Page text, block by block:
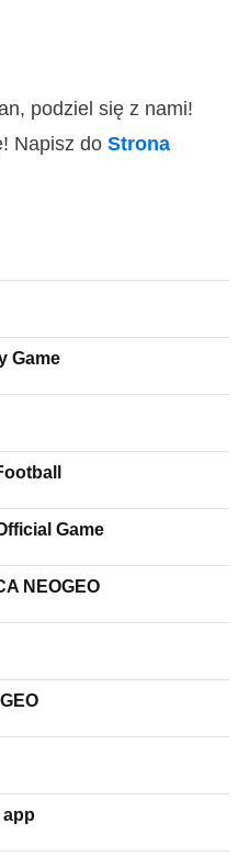
podziel się z nami!
Napisz do Strona
Game
Game
NEOGEO
app